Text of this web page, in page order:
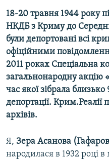
Усі сайти RFE/RL
18-20 травня 1944 року
НКДБ з Криму до
були депортовані всі
офіційними
2011 роках Спеціальна
загальнонародну
час якої зібрала
депортації. Крим.Реалії
архівів.
Я, Зера Асанова
народилася в 1932 році в